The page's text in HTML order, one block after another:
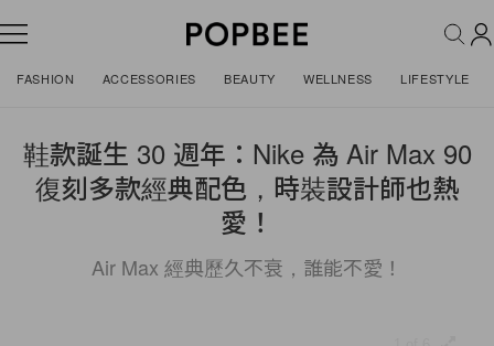
FASHION ACCESSORIES BEAUTY WELLNESS LIFESTYLE
鞋款誕生 30 週年：Nike 為 Air Max 90
復刻多款經典配色，時裝設計師也熱
愛！
Air Max 經典歷久不衰，誰能不愛！